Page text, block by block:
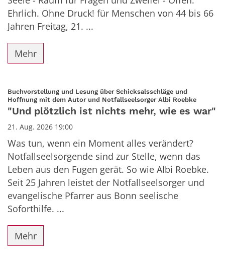
Ehrlich. Ohne Druck! für Menschen von 44 bis 66
Jahren Freitag, 21. ...
Mehr
Buchvorstellung und Lesung über Schicksalsschläge und
Hoffnung mit dem Autor und Notfallseelsorger Albi Roebke:
"Und plötzlich ist nichts mehr, wie es war"
21. Aug. 2026 19:00
Was tun, wenn ein Moment alles verändert?
Notfallseelsorgende sind zur Stelle, wenn das
Leben aus den Fugen gerät. So wie Albi Roebke.
Seit 25 Jahren leistet der Notfallseelsorger und
evangelische Pfarrer aus Bonn seelische
Soforthilfe. ...
Mehr